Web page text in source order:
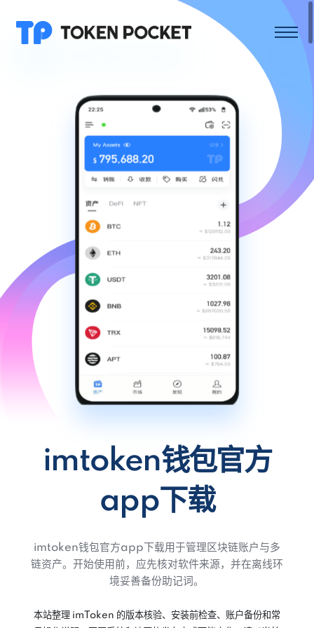
imtoken钱包官方
app下载
imtoken钱包官方app下载用于管理区块链账户与多
链资产。开始使用前，应先核对软件来源，并在离线环
境妥善备份助记词。
本站整理 imToken 的版本核验、安装前检查、账户备份和常